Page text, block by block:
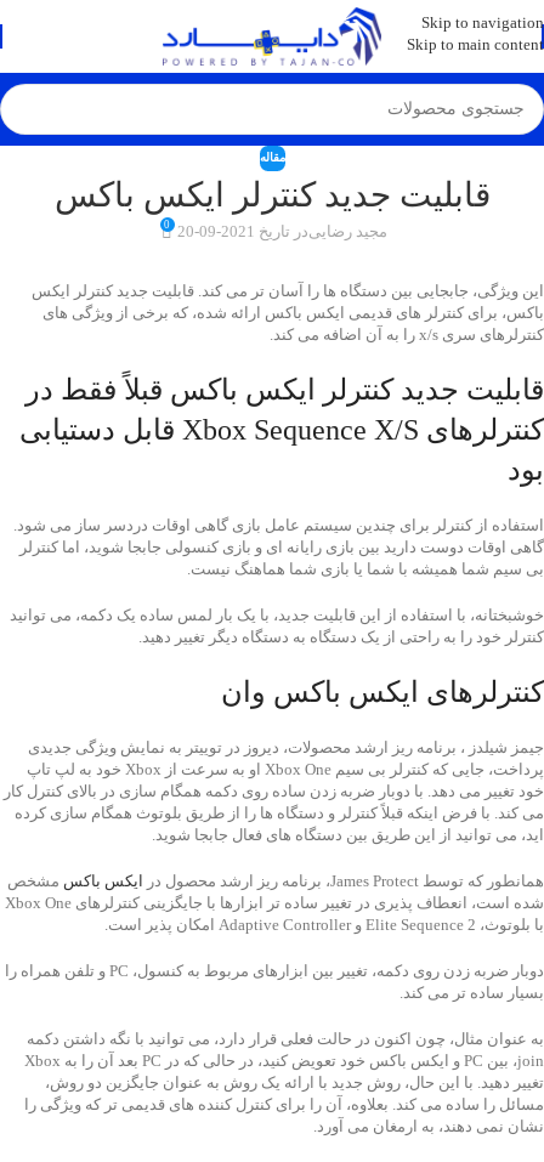
Skip to navigation
Skip to main content
برچسب و اسکین کنسول ها بروز شد . . . اینجا کیک کن !
مقاله
قابلیت جدید کنترلر ایکس باکس
مجید رضاییدر تاریخ 2021-09-20 0
این ویژگی، جابجایی بین دستگاه ها را آسان تر می کند. قابلیت جدید کنترلر ایکس
باکس‌، برای کنترلر های قدیمی ایکس باکس ارائه شده، که برخی از ویژگی های
کنترلرهای سری x/s را به آن اضافه می کند. ‌
قابلیت جدید کنترلر ایکس باکس قبلاً فقط در
کنترلرهای Xbox Sequence X/S قابل دستیابی
بود
استفاده از کنترلر برای چندین سیستم عامل بازی گاهی اوقات دردسر ساز می شود.
گاهی اوقات دوست دارید بین بازی رایانه ای و بازی کنسولی جابجا شوید، اما کنترلر
بی سیم شما همیشه با شما یا بازی شما هماهنگ نیست.
خوشبختانه، با استفاده از این قابلیت جدید، با یک بار لمس ساده یک دکمه، می توانید
کنترلر خود را به راحتی از یک دستگاه به دستگاه دیگر تغییر دهید.
کنترلرهای ایکس باکس وان
جیمز شیلدز ، برنامه ریز ارشد محصولات، دیروز در توییتر به نمایش ویژگی جدیدی
پرداخت، جایی که کنترلر بی سیم Xbox One او به سرعت از Xbox خود به لپ تاپ
خود تغییر می دهد. با دوبار ضربه زدن ساده روی دکمه همگام سازی در بالای کنترل کار
می کند. با فرض اینکه قبلاً کنترلر و دستگاه ها را از طریق بلوتوث همگام سازی کرده
اید، می توانید از این طریق بین دستگاه های فعال جابجا شوید.
همانطور که توسط James Protect، برنامه ریز ارشد محصول در ایکس باکس مشخص
شده است، انعطاف پذیری در تغییر ساده تر ابزارها با جایگزینی کنترلرهای Xbox One
با بلوتوث، Elite Sequence 2 و Adaptive Controller امکان پذیر است.
دوبار ضربه زدن روی دکمه، تغییر بین ابزارهای مربوط به کنسول، PC و تلفن همراه را
بسیار ساده تر می کند.
به عنوان مثال، چون اکنون در حالت فعلی قرار دارد، می توانید با نگه داشتن دکمه
join، بین PC و ایکس باکس خود تعویض کنید، در حالی که در PC بعد آن را به Xbox
تغییر دهید. با این حال، روش جدید با ارائه یک روش به عنوان جایگزین دو روش،
مسائل را ساده می کند. بعلاوه، آن را برای کنترل کننده های قدیمی تر که ویژگی را
نشان نمی دهند، به ارمغان می آورد.